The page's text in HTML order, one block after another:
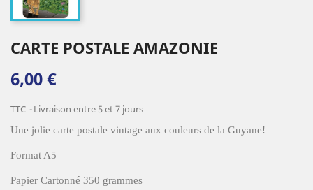
CARTE POSTALE AMAZONIE
6,00 €
TTC Livraison entre 5 et 7 jours
Une jolie carte postale vintage aux couleurs de la Guyane!
Format A5
Papier Cartonné 350 grammes